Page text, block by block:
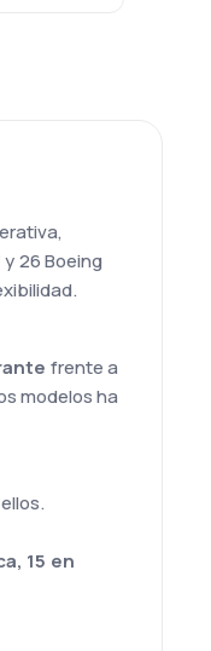
26 Boeing
frente a
modelos ha
15 en